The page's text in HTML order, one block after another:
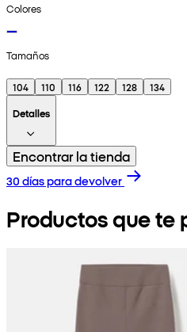
Colores
Tamaños
104 110 116 122 128
134
Detalles
Encontrar la tienda
30 días para devolver
Productos que te